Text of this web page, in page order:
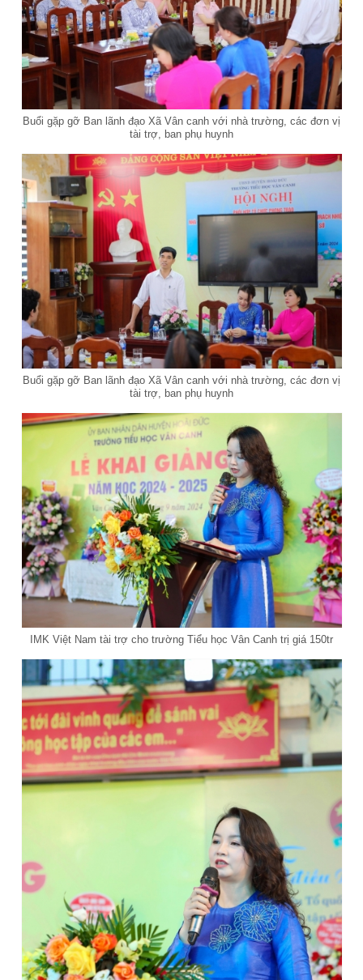
Buổi gặp gỡ Ban lãnh đạo Xã Vân canh với nhà trường, các đơn vị
tài trợ, ban phụ huynh
Buổi gặp gỡ Ban lãnh đạo Xã Vân canh với nhà trường, các đơn vị
tài trợ, ban phụ huynh
IMK Việt Nam tài trợ cho trường Tiểu học Vân Canh trị giá 150tr